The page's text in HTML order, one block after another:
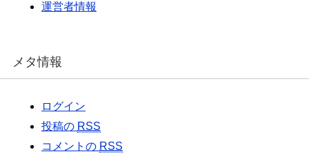
運営者情報
メタ情報
ログイン
投稿の RSS
コメントの RSS